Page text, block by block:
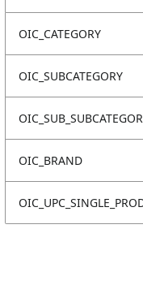
OIC_CATEGORY
OIC_SUBCATEGORY
OIC_BRAND